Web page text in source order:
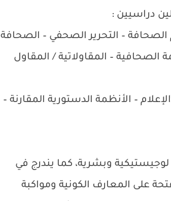
دراسيين :
– التحرير الصحفي – الصحافة
الصحافية – المقاولاتية / المقاول
– الأنظمة الدستورية المقارنة –
وبشرية، كما يندرج في
على المعارف الكونية ومواكبة